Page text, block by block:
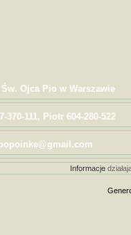
Ojca Pio w Warszawie
370-111, Piotr 604-280-522
Informacje